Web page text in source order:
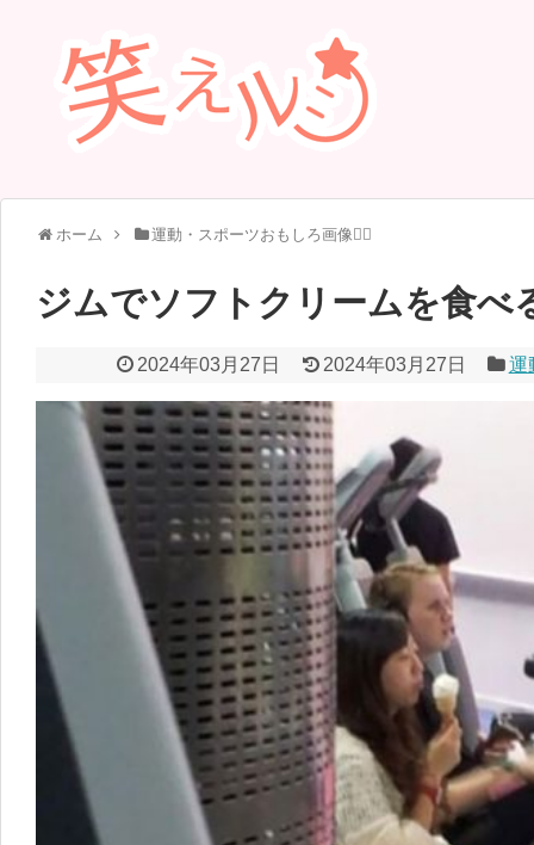
ホーム 運動・スポーツおもしろ画像🏃‍♂️
ジムでソフトクリームを食べ
2024年03月27日 2024年03月27日 運